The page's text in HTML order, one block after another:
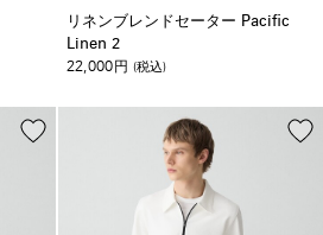
リネンブレンドセーター Pacific
Linen 2
22,000円 (税込)